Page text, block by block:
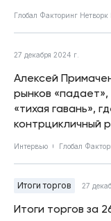
Глобал Факторинг Нетворк
27 декабря 2024 г.
Алексей
рынков
«тихая гавань»,
контрцикличный
Интервью Глобал
Итоги торгов 27
Итоги торгов за